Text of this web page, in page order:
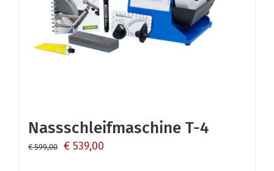
Nassschleifmaschine T-4
€599,00
Ursprünglicher
€ 539,00